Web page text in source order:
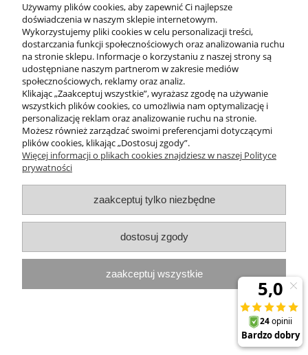
L-BIONIC GEL Micelarny myjący żel
nawilżający Theo Marvee
LACTOBIONIQUE 200 ml Theo Marvee
63,50 zł
Używamy plików cookies, aby zapewnić Ci najlepsze
doświadczenia w naszym sklepie internetowym.
Wykorzystujemy pliki cookies w celu personalizacji treści,
dostarczania funkcji społecznościowych oraz analizowania ruchu
na stronie sklepu. Informacje o korzystaniu z naszej strony są
udostępniane naszym partnerom w zakresie mediów
społecznościowych, reklamy oraz analiz.
Klikając „Zaakceptuj wszystkie”, wyrażasz zgodę na używanie
wszystkich plików cookies, co umożliwia nam optymalizację i
personalizację reklam oraz analizowanie ruchu na stronie.
Możesz również zarządzać swoimi preferencjami dotyczącymi
plików cookies, klikając „Dostosuj zgody”.
Więcej informacji o plikach cookies znajdziesz w naszej Polityce
prywatności
zaakceptuj tylko niezbędne
dostosuj zgody
zaakceptuj wszystkie